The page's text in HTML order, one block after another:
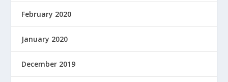
February 2020
January 2020
December 2019